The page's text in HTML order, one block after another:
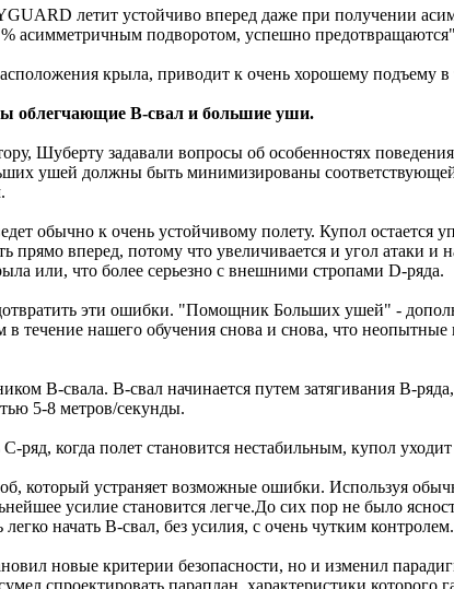
летит устойчиво вперед даже при получении
асимметричным подворотом, успешно
крыла, приводит к очень хорошему подъему
облегчающие B-свал и большие уши.
Шуберту задавали вопросы об особенностях
ушей должны быть минимизированы
обычно к очень устойчивому полету. Купол остается
прямо вперед, потому что увеличивается и угол
или, что более серьезно с внешними стропами D-ряда.
эти ошибки. "Помощник Больших ушей" -
течение нашего обучения снова и снова, что
B-свала. B-свал начинается путем затягивания B-
5-8 метров/секунды.
ряд, когда полет становится нестабильным, купол
который устраняет возможные ошибки. Используя
усилие становится легче.До сих пор не было
начать B-свал, без усилия, с очень чутким
новые критерии безопасности, но и изменил
спроектировать параплан, характеристики